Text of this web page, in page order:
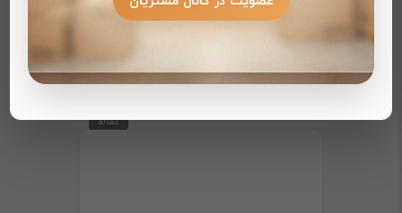
راهنمای جامع انتخاب کارتن اسباب کشی
مقاله